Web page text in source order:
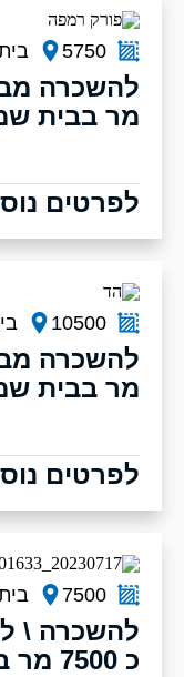
5750
מר בבית
לפרטים
10500
מר בבית
לפרטים
7500
להשכרה \
כ 7500 מר בבית שמש